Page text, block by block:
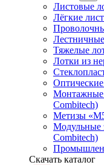
Листовые
Лёгкие
Тяжелые
Лотки из
Монтажные
Combitech)
Метизы
Модульные
Combitech)
Скачать каталог